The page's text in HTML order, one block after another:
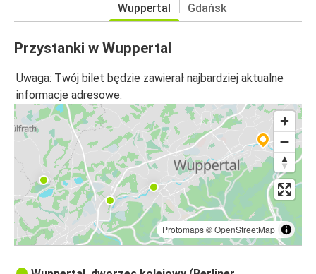
Wuppertal Gdańsk
Przystanki w Wuppertal
Uwaga: Twój bilet będzie zawierał najbardziej aktualne
informacje adresowe.
Protomaps©OpenStreetMap